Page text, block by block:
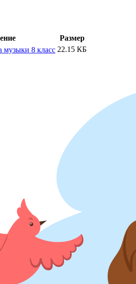
Размер
музыки 8 класс 22.15 КБ